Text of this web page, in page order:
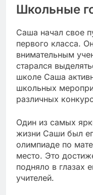
Школьные
Саша начал свое
первого класса.
внимательным
старался
школе Саша
школьных
различных
Один из самых
жизни Саши был
олимпиаде по
место. Это
подняло в глазах
учителей.